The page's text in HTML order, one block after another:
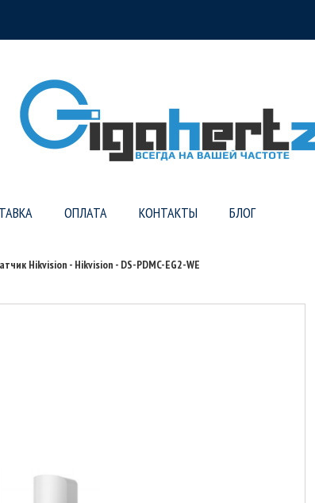
ОПЛАТА КОНТАКТЫ БЛОГ
Hikvision - Hikvision - DS-PDMC-EG2-WE